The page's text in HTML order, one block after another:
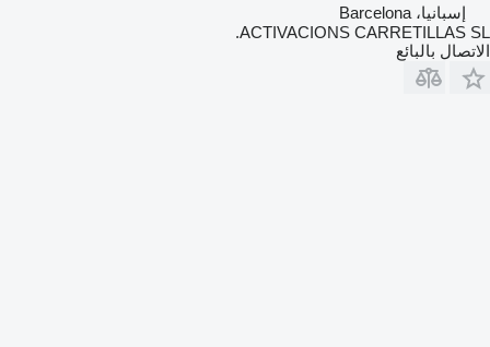
إسبانيا، Barcelona
ACTIVACIONS CARRETILLAS SL.
الاتصال بالبائع